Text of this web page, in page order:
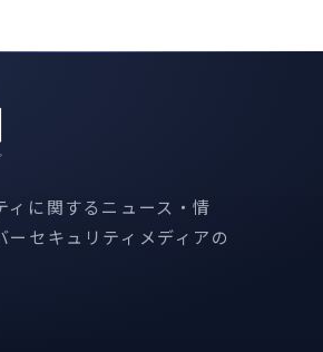
ィに関するニュース・情
ーセキュリティメディアの